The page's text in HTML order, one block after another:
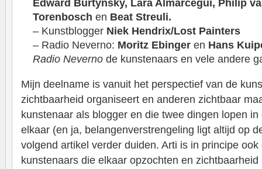
Edward Burtynsky, Lara Almarcegui, Philip
Torenbosch en Beat Streuli.
– Kunstblogger Niek Hendrix/Lost Painters
– Radio Neverno: Moritz Ebinger en Hans
Radio Neverno de kunstenaars en vele andere
Mijn deelname is vanuit het perspectief van de
zichtbaarheid organiseert en anderen zichtbaar
kunstenaar als blogger en die twee dingen lopen
elkaar (en ja, belangenverstrengeling ligt altijd op
volgend artikel verder duiden. Arti is in principe
kunstenaars die elkaar opzochten en